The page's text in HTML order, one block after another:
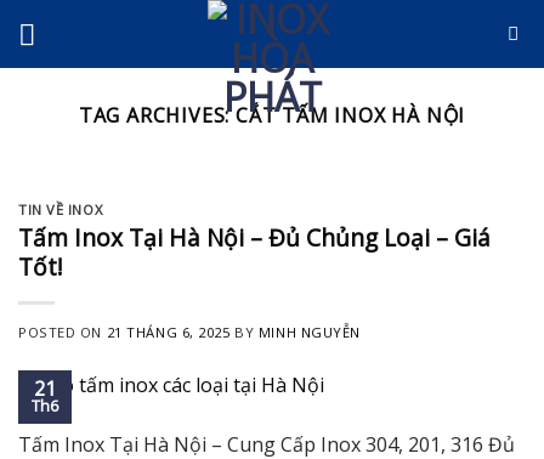
content
TAG ARCHIVES:CẮT TẤM INOX HÀ NỘI
TIN VỀ INOX
Tấm Inox Tại Hà Nội – Đủ Chủng Loại – Giá
Tốt!
POSTED ON 21 THÁNG 6, 2025 BY MINH NGUYỄN
21
Th6
Tấm Inox Tại Hà Nội – Cung Cấp Inox 304, 201, 316 Đủ